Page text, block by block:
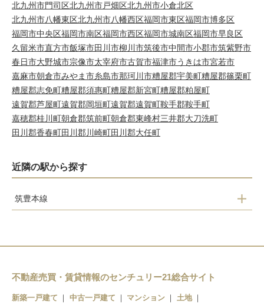
北九州市門司区北九州市戸畑区北九州市小倉北区
北九州市八幡東区北九州市八幡西区福岡市東区福岡市博多区
福岡市中央区福岡市南区福岡市西区福岡市城南区福岡市早良区
久留米市直方市飯塚市田川市柳川市筑後市中間市小郡市筑紫野市
春日市大野城市宗像市太宰府市古賀市福津市うきは市宮若市
嘉麻市朝倉市みやま市糸島市那珂川市糟屋郡宇美町糟屋郡篠栗町
糟屋郡志免町糟屋郡須惠町糟屋郡新宮町糟屋郡粕屋町
遠賀郡芦屋町遠賀郡岡垣町遠賀郡遠賀町鞍手郡鞍手町
嘉穂郡桂川町朝倉郡筑前町朝倉郡東峰村三井郡大刀洗町
田川郡香春町田川郡川崎町田川郡大任町
近隣の駅から探す
筑豊本線
筑前山家
原田
不動産売買・賃貸情報のセンチュリー21総合サイト
新築一戸建て 中古一戸建て マンション
土地